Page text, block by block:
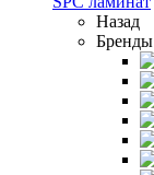
Назад
Бренды